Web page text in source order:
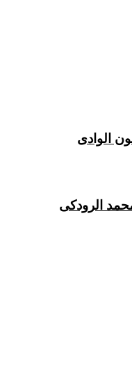
الوادی
الرودکی